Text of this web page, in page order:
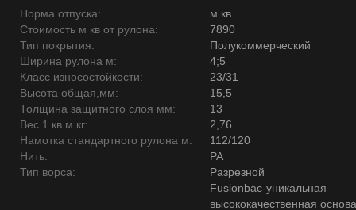
Норма отпуска:
м.кв.
Стоимость м кв от рулона:
7890
Тип покрытия:
Полукоммерческий
Ширина рулона м:
4;5
Класс износостойкости:
23/31
Высота общая,мм:
15,5
Толщина защитного слоя мм:
13
Вес 1 кв м кг:
2,76
Намотка стандартного рулона м:
112/120
Нить:
PA
Тип ворса:
Разрезной
Fusionbac-уникальная
высококачественная основа